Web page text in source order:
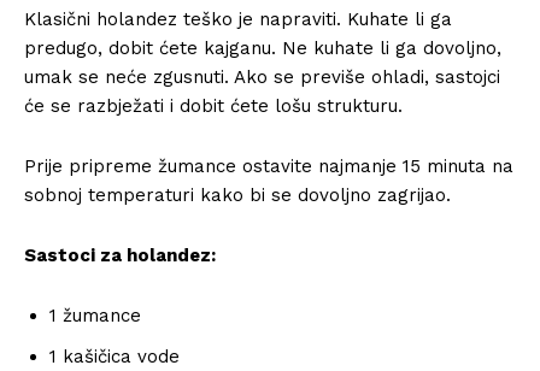
Klasični holandez teško je napraviti. Kuhate li ga
predugo, dobit ćete kajganu. Ne kuhate li ga dovoljno,
umak se neće zgusnuti. Ako se previše ohladi, sastojci
će se razbježati i dobit ćete lošu strukturu.
Prije pripreme žumance ostavite najmanje 15 minuta na
sobnoj temperaturi kako bi se dovoljno zagrijao.
Sastoci za holandez:
1 žumance
1 kašičica vode